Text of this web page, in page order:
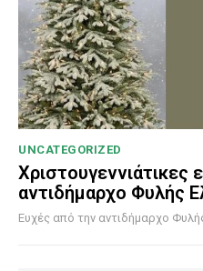
UNCATEGORIZED
Χριστουγεννιάτικες
αντιδήμαρχο Φυλής